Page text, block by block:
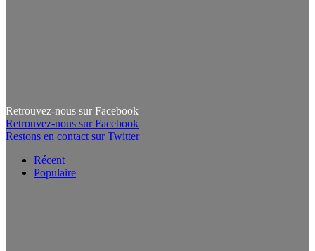
Retrouvez-nous sur Facebook
Retrouvez-nous sur Facebook
Restons en contact sur Twitter
Récent
Populaire